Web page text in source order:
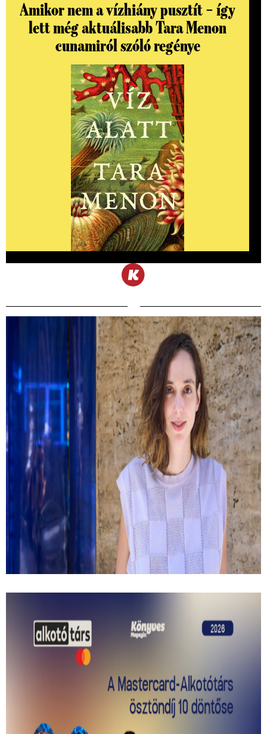
Amikor nem a vízhiány pusztít – így
lett még aktuálisabb Tara Menon
cunamiról szóló regénye
Kemény Zsófi: Most már mindent
megbántam
Hogyan lehet tudatosan sodródni? És milyen kérdések
peregnek le az ember fejében egy autóbaleset után?
Interjú Kemény Zsófival.